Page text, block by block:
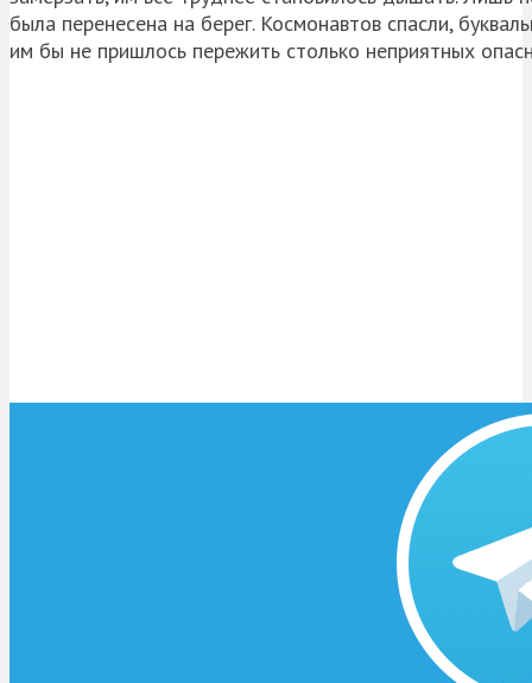
была перенесена на берег. Космонавтов спасли,
им бы не пришлось пережить столько неприятных